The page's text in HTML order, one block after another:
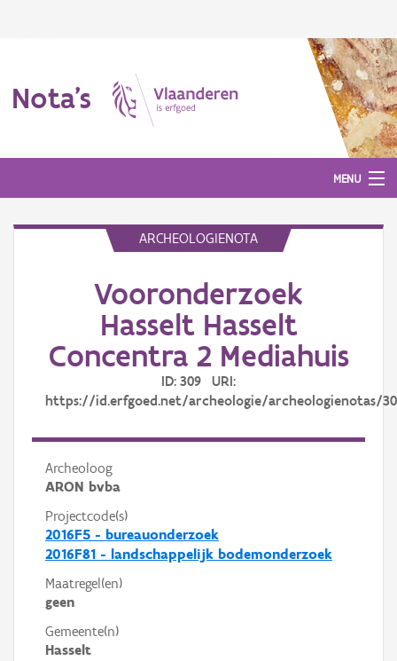
Nota's
MENU
ARCHEOLOGIENOTA
Vooronderzoek
Hasselt Hasselt
Concentra 2 Mediahuis
ID: 309 URI:
https://id.erfgoed.net/archeologie/archeologienotas/
Archeoloog
ARON bvba
Projectcode(s)
2016F5 - bureauonderzoek
2016F81 - landschappelijk bodemonderzoek
Maatregel(en)
geen
Gemeente(n)
Hasselt